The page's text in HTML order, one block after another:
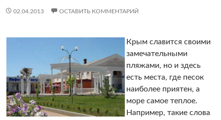
02.04.2013 ОСТАВИТЬ КОММЕНТАРИЙ
Крым славится своими
замечательными
пляжами, но и здесь
есть места, где песок
наиболее приятен, а
море самое теплое.
Например, такие слова